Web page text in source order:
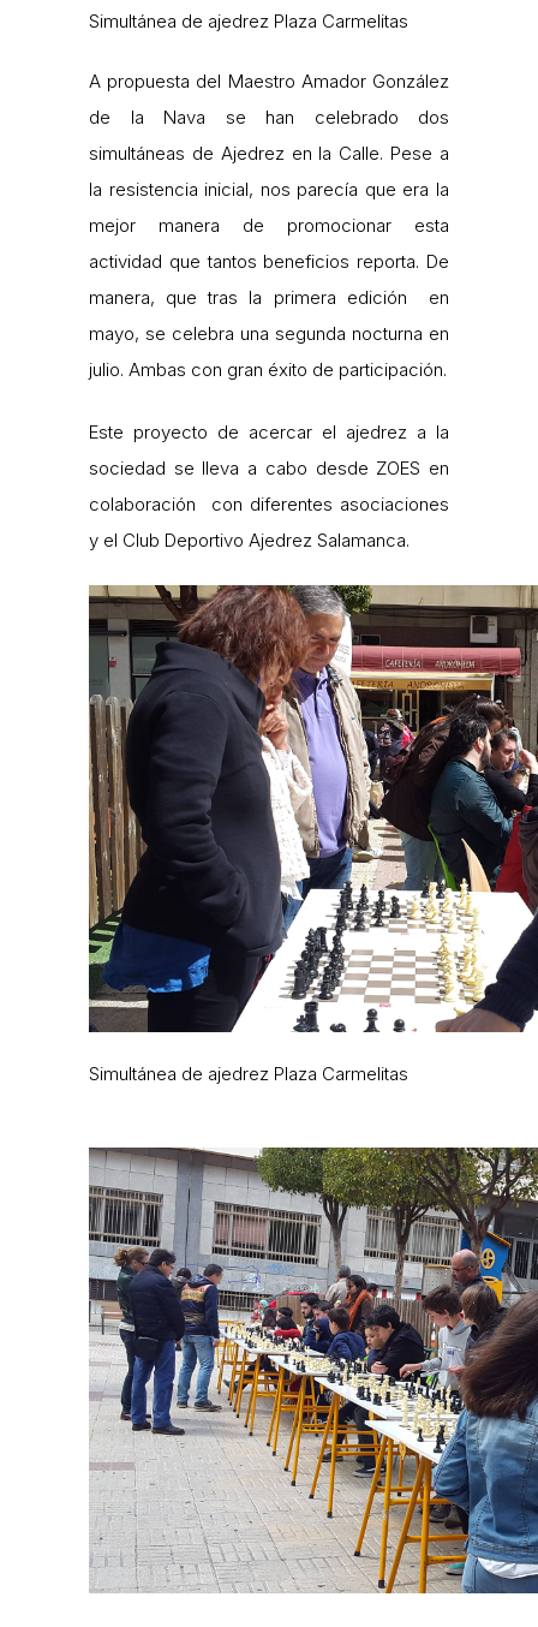
Simultánea de ajedrez Plaza Carmelitas
A propuesta del Maestro Amador González
de la Nava se han celebrado dos
simultáneas de Ajedrez en la Calle. Pese a
la resistencia inicial, nos parecía que era la
mejor manera de promocionar esta
actividad que tantos beneficios reporta. De
manera, que tras la primera edición en
mayo, se celebra una segunda nocturna en
julio. Ambas con gran éxito de participación.
Este proyecto de acercar el ajedrez a la
sociedad se lleva a cabo desde ZOES en
colaboración con diferentes asociaciones
y el Club Deportivo Ajedrez Salamanca.
Simultánea de ajedrez Plaza Carmelitas